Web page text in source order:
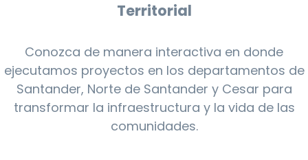
Territorial
Conozca de manera interactiva en donde
ejecutamos proyectos en los departamentos de
Santander, Norte de Santander y Cesar para
transformar la infraestructura y la vida de las
comunidades.